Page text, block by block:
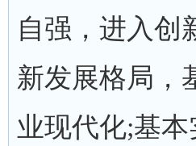
自强，进入创
新发展格局，
业现代化;基